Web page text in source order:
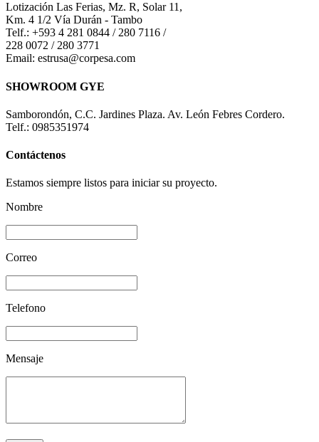
Lotización Las Ferias, Mz. R, Solar 11,
Km. 4 1/2 Vía Durán - Tambo
Telf.: +593 4 281 0844 / 280 7116 /
228 0072 / 280 3771
Email: estrusa@corpesa.com
SHOWROOM GYE
Samborondón, C.C. Jardines Plaza. Av. León Febres Cordero.
Telf.: 0985351974
Contáctenos
Estamos siempre listos para iniciar su proyecto.
Nombre
Correo
Telefono
Mensaje